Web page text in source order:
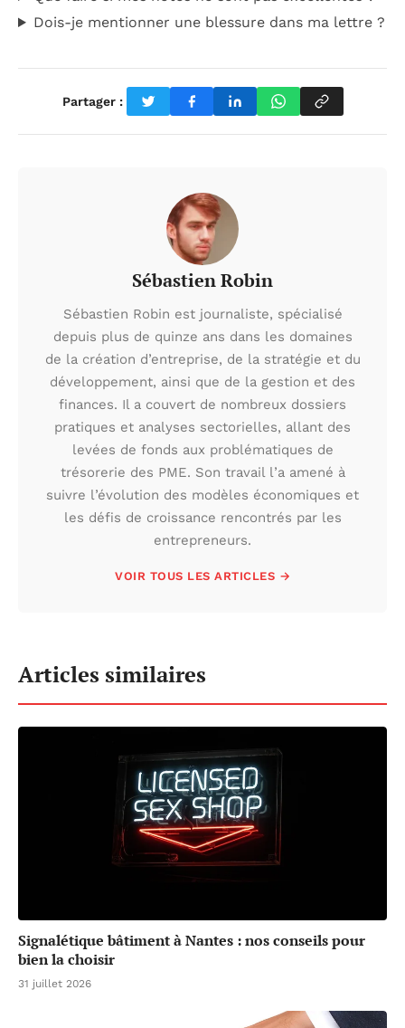
Dois-je mentionner une blessure dans ma lettre ?
Partager :
Sébastien Robin
Sébastien Robin est journaliste, spécialisé
depuis plus de quinze ans dans les domaines
de la création d’entreprise, de la stratégie et du
développement, ainsi que de la gestion et des
finances. Il a couvert de nombreux dossiers
pratiques et analyses sectorielles, allant des
levées de fonds aux problématiques de
trésorerie des PME. Son travail l’a amené à
suivre l’évolution des modèles économiques et
les défis de croissance rencontrés par les
entrepreneurs.
VOIR TOUS LES ARTICLES →
Articles similaires
Signalétique bâtiment à Nantes : nos conseils pour
bien la choisir
31 juillet 2026